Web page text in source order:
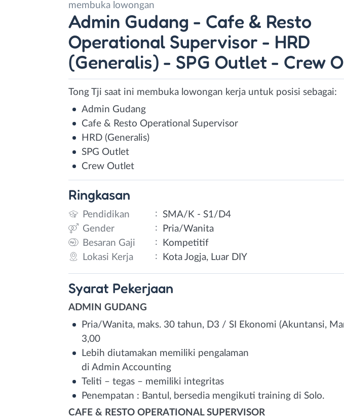
membuka lowongan
Admin Gudang - Cafe & Resto
Operational Supervisor - HRD
(Generalis) - SPG Outlet - Crew
Tong Tji saat ini membuka lowongan kerja untuk posisi sebagai:
Admin Gudang
Cafe & Resto Operational Supervisor
HRD (Generalis)
SPG Outlet
Crew Outlet
Ringkasan
Pendidikan : SMA/K - S1/D4
Gender
:
Pria/Wanita
Besaran Gaji
:
Kompetitif
Lokasi Kerja
: Kota Jogja, Luar DIY
Syarat Pekerjaan
ADMIN GUDANG
Pria/Wanita, maks. 30 tahun, D3 / SI Ekonomi (Akuntansi,
3,00
Lebih diutamakan memiliki pengalaman
di Admin Accounting
Teliti – tegas – memiliki integritas
Penempatan : Bantul, bersedia mengikuti training di Solo.
CAFE & RESTO OPERATIONAL SUPERVISOR